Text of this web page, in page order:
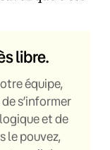
libre.
équipe,
s’informer
et de
le pouvez,